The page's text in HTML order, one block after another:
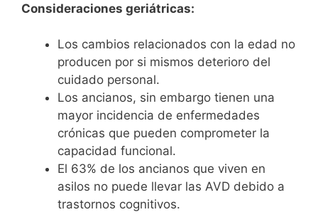
Consideraciones geriátricas:
Los cambios relacionados con la edad no
producen por si mismos deterioro del
cuidado personal.
Los ancianos, sin embargo tienen una
mayor incidencia de enfermedades
crónicas que pueden comprometer la
capacidad funcional.
El 63% de los ancianos que viven en
asilos no puede llevar las AVD debido a
trastornos cognitivos.